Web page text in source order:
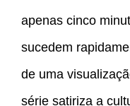
apenas cinco
sucedem
de uma
série satiriza a